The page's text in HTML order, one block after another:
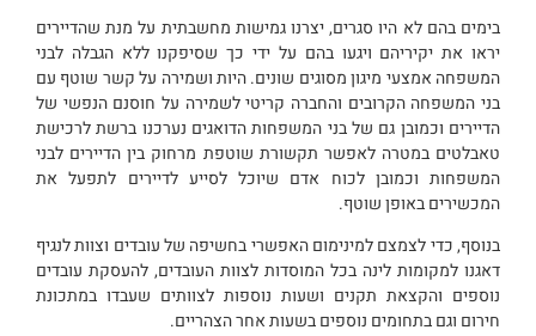
בימים בהם לא היו סגרים, יצרנו גמישות מחשבתית על מנת שהדיירים
יראו את יקיריהם ויגעו בהם על ידי כך שסיפקנו ללא הגבלה לבני
המשפחה אמצעי מיגון מסוגים שונים. היות ושמירה על קשר שוטף עם
בני המשפחה הקרובים והחברה קריטי לשמירה על חוסנם הנפשי של
הדיירים וכמובן גם של בני המשפחות הדואגים נערכנו ברשת לרכישת
טאבלטים במטרה לאפשר תקשורת שוטפת מרחוק בין הדיירים לבני
המשפחות וכמובן לכוח אדם שיוכל לסייע לדיירים לתפעל את
המכשירים באופן שוטף.
בנוסף, כדי לצמצם למינימום האפשרי בחשיפה של עובדים וצוות לנגיף
דאגנו למקומות לינה בכל המוסדות לצוות העובדים, להעסקת עובדים
נוספים והקצאת תקנים ושעות נוספות לצוותים שעבדו במתכונת
חירום וגם בתחומים נוספים בשעות אחר הצהריים.